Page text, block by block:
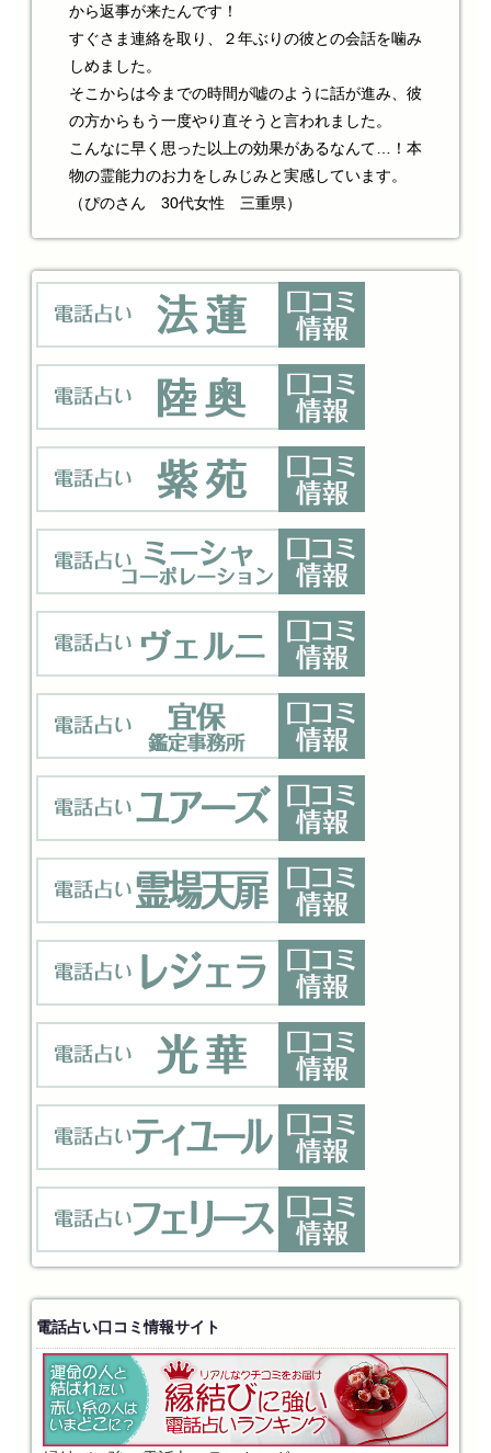
から返事が来たんです！
すぐさま連絡を取り、２年ぶりの彼との会話を噛み
しめました。
そこからは今までの時間が嘘のように話が進み、彼
の方からもう一度やり直そうと言われました。
こんなに早く思った以上の効果があるなんて…！本
物の霊能力のお力をしみじみと実感しています。
（ぴのさん 30代女性 三重県）
電話占い口コミ情報サイト